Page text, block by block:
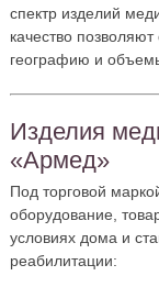
спектр изделий
качество
географию и
Изделия
«Армед»
Под торговой
оборудование,
условиях дома и
реабилитации: